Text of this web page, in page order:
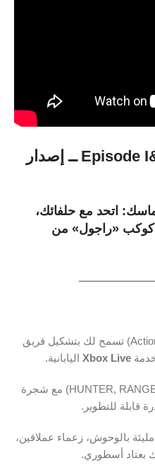
Episode ــ إصدار
اتحد مع حلفائك،
كوكب «راجول» من
تسمح لك بتشكيل فريق
Xbox Live اليابانية.
HUNTER, مع شجرة
قابلة للتطوير.
مليئة بالوحوش،زعماء عملاقين،
بعتاد أسطوري.